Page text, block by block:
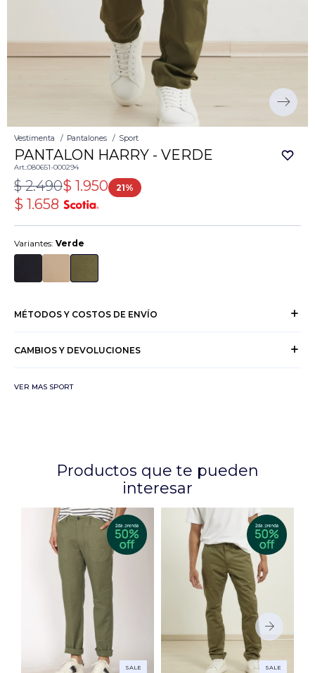
Vestimenta Pantalones Sport
PANTALON HARRY - VERDE
080651-000294
$ 1.950
$ 2.490 21
$ 1.658
Variantes: Verde
MÉTODOS Y COSTOS DE ENVÍO
CAMBIOS Y DEVOLUCIONES
VER MAS SPORT
Productos que te pueden
interesar
SALE SALE